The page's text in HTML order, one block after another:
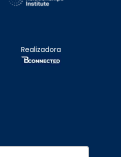
Realizadora